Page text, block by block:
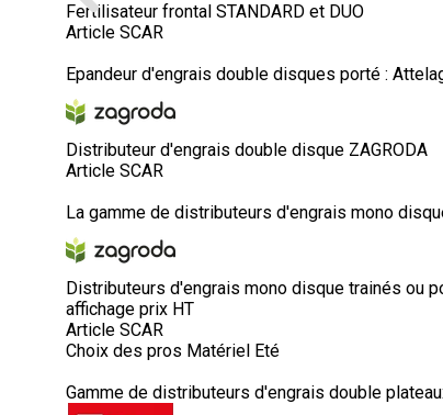
Fertilisateur frontal STANDARD et DUO
Article SCAR
Epandeur d'engrais double disques porté :
Distributeur d'engrais double disque ZAGRODA
Article SCAR
La gamme de distributeurs d'engrais mono
Distributeurs d'engrais mono disque trainés ou
affichage prix HT
Article SCAR
Choix des pros Matériel Eté
Gamme de distributeurs d'engrais double